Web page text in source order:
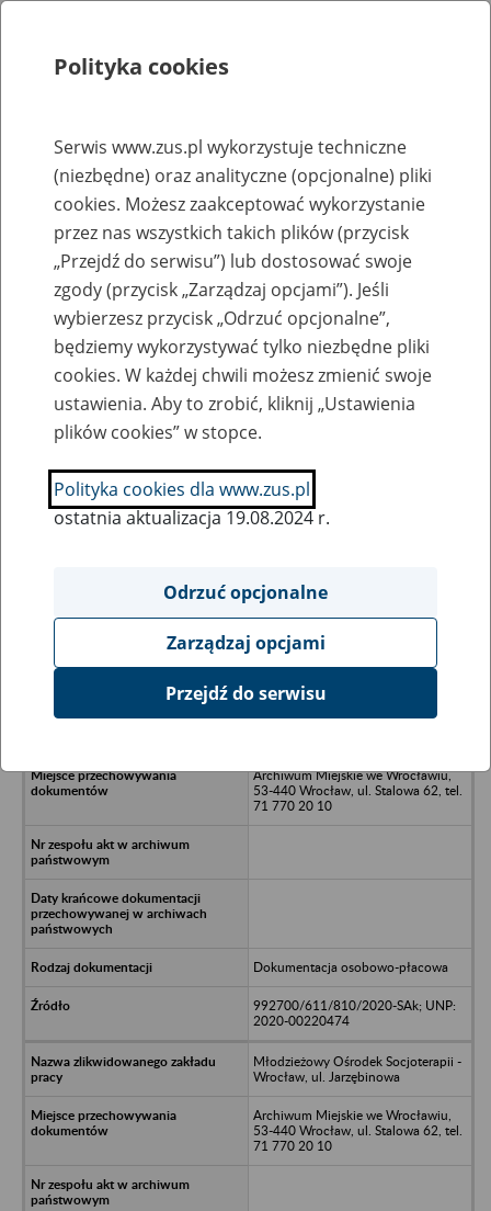
Rejestry, ewidencje i archiwa
Baza zlikwidowanych lub
przekształconych zakładów pracy
Nazwa zakładu pracy:
SZUKAJ
Ukryj wszystkie pozycje bazy
Ośrodek Adopcyjno-Opiekuńczy -
Archiwum Miejskie we Wrocławiu,
53-440 Wrocław, ul. Stalowa 62, tel.
71 770 20 10
Dokumentacja osobowo-płacowa
992700/611/810/2020-SAk; UNP:
2020-00220474
Młodzieżowy Ośrodek Socjoterapii -
Wrocław, ul. Jarzębinowa
Archiwum Miejskie we Wrocławiu,
53-440 Wrocław, ul. Stalowa 62, tel.
71 770 20 10
Polityka cookies
Serwis www.zus.pl wykorzystuje techniczne
(niezbędne) oraz analityczne (opcjonalne) pliki
cookies. Możesz zaakceptować wykorzystanie
przez nas wszystkich takich plików (przycisk
„Przejdź do serwisu”) lub dostosować swoje
zgody (przycisk „Zarządzaj opcjami”). Jeśli
wybierzesz przycisk „Odrzuć opcjonalne”,
będziemy wykorzystywać tylko niezbędne pliki
cookies. W każdej chwili możesz zmienić swoje
ustawienia. Aby to zrobić, kliknij „Ustawienia
plików cookies” w stopce.
Polityka cookies dla www.zus.pl
ostatnia aktualizacja 19.08.2024 r.
Odrzuć opcjonalne
Zarządzaj opcjami
Przejdź do serwisu